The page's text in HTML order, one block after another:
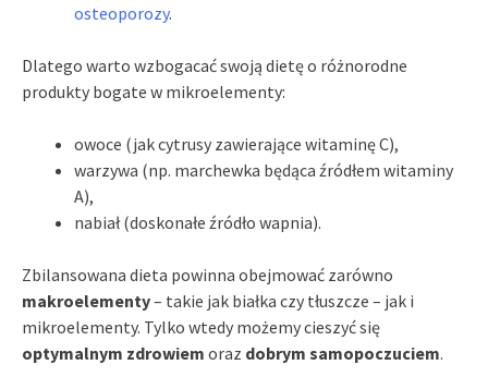
osteoporozy.
Dlatego warto wzbogacać swoją dietę o różnorodne
produkty bogate w mikroelementy:
owoce (jak cytrusy zawierające witaminę C),
warzywa (np. marchewka będąca źródłem witaminy
A),
nabiał (doskonałe źródło wapnia).
Zbilansowana dieta powinna obejmować zarówno
makroelementy– takie jak białka czy tłuszcze – jak i
mikroelementy. Tylko wtedy możemy cieszyć się
optymalnym zdrowiem oraz dobrym samopoczuciem.